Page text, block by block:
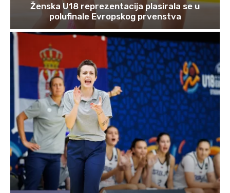
Ženska U18 reprezentacija plasirala se u
polufinale Evropskog prvenstva